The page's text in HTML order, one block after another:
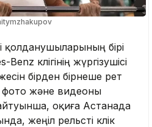
қолданушыларының бірі
көлігінің жүргізушісі
бірден бірнеше рет
фото және видеоны
оқиға Астанада
жеңіл рельсті көлік